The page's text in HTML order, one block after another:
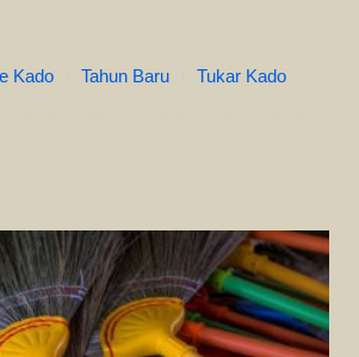
Kado Tahun Baru Tukar Kado